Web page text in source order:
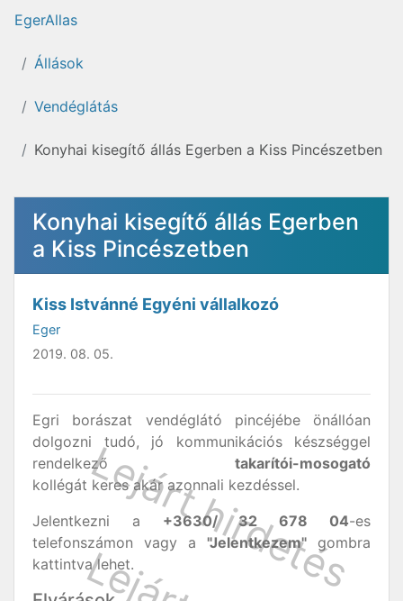
EgerAllas
Állások
Vendéglátás
Konyhai kisegítő állás Egerben a Kiss Pincészetben
Konyhai kisegítő állás Egerben
a Kiss Pincészetben
Kiss Istvánné Egyéni vállalkozó
Eger
2019. 08. 05.
Egri borászat vendéglátó pincéjébe önállóan
dolgozni tudó, jó kommunikációs készséggel
rendelkező takarítói-mosogató
kollégát keres akár azonnali kezdéssel.
Jelentkezni a +3630/ 32 678 04-es
telefonszámon vagy a "Jelentkezem" gombra
kattintva lehet.